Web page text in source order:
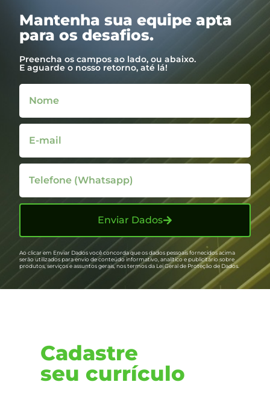
Mantenha sua equipe apta
para os desafios.
Preencha os campos ao lado, ou abaixo.
E aguarde o nosso retorno, até lá!
Enviar Dados
Ao clicar em Enviar Dados você concorda que os dados pessoais fornecidos acima
serão utilizados para envio de conteúdo informativo, analítico e publicitário sobre
produtos, serviços e assuntos gerais, nos termos da Lei Geral de Proteção de Dados.
Cadastre
seu currículo